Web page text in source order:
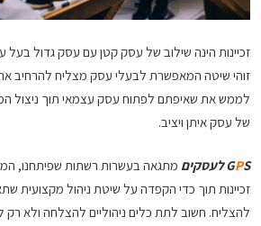
זכיינות הינה שילוב של עסק קטן עם עסק גדול בעל
זוהי שיטה המאפשרת לבעלי עסק מצליח להרחיב את
לממש את שאיפתם לפתוח עסק עצמאי תוך ניצול
של עסק איתן ויציב.
GPS לעסקים
מתגאה בעשרות רשתות שפיתחנו,
זכיינות תוך כדי הקפדה על שיטת ניהול מקצועית
להצליח. חשוב לתת כלים ניהוליים להצלחה ולא רק